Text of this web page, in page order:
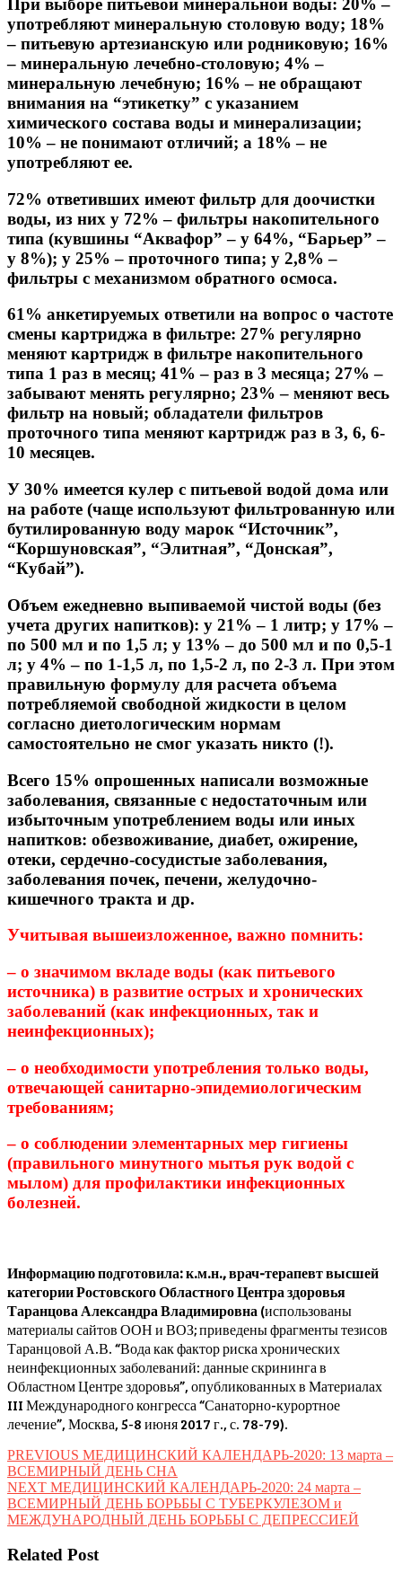
При выборе питьевой минеральной воды: 20% –
употребляют минеральную столовую воду; 18%
– питьевую артезианскую или родниковую; 16%
– минеральную лечебно-столовую; 4% –
минеральную лечебную; 16% – не обращают
внимания на “этикетку” с указанием
химического состава воды и минерализации;
10% – не понимают отличий; а 18% – не
употребляют ее.
72% ответивших имеют фильтр для доочистки
воды, из них у 72% – фильтры накопительного
типа (кувшины “Аквафор” – у 64%, “Барьер” –
у 8%); у 25% – проточного типа; у 2,8% –
фильтры с механизмом обратного осмоса.
61% анкетируемых ответили на вопрос о частоте
смены картриджа в фильтре: 27% регулярно
меняют картридж в фильтре накопительного
типа 1 раз в месяц; 41% – раз в 3 месяца; 27% –
забывают менять регулярно; 23% – меняют весь
фильтр на новый; обладатели фильтров
проточного типа меняют картридж раз в 3, 6, 6-
10 месяцев.
У 30% имеется кулер с питьевой водой дома или
на работе (чаще используют фильтрованную или
бутилированную воду марок “Источник”,
“Коршуновская”, “Элитная”, “Донская”,
“Кубай”).
Объем ежедневно выпиваемой чистой воды (без
учета других напитков): у 21% – 1 литр; у 17% –
по 500 мл и по 1,5 л; у 13% – до 500 мл и по 0,5-1
л; у 4% – по 1-1,5 л, по 1,5-2 л, по 2-3 л. При этом
правильную формулу для расчета объема
потребляемой свободной жидкости в целом
согласно диетологическим нормам
самостоятельно не смог указать никто (!).
Всего 15% опрошенных написали возможные
заболевания, связанные с недостаточным или
избыточным употреблением воды или иных
напитков: обезвоживание, диабет, ожирение,
отеки, сердечно-сосудистые заболевания,
заболевания почек, печени, желудочно-
кишечного тракта и др.
Учитывая вышеизложенное, важно помнить:
– о значимом вкладе воды (как питьевого
источника) в развитие острых и хронических
заболеваний (как инфекционных, так и
неинфекционных);
– о необходимости употребления только воды,
отвечающей санитарно-эпидемиологическим
требованиям;
– о соблюдении элементарных мер гигиены
(правильного минутного мытья рук водой с
мылом) для профилактики инфекционных
болезней.
Информацию подготовила: к.м.н., врач-терапевт высшей
категории Ростовского Областного Центра здоровья
Таранцова Александра Владимировна (использованы
материалы сайтов ООН и ВОЗ; приведены фрагменты тезисов
Таранцовой А.В. “Вода как фактор риска хронических
неинфекционных заболеваний: данные скрининга в
Областном Центре здоровья”, опубликованных в Материалах
III Международного конгресса “Санаторно-курортное
лечение”, Москва, 5-8 июня 2017 г., с. 78-79).
Навигация
по
записям
PREVIOUS Предыдущая
запись:
МЕДИЦИНСКИЙ КАЛЕНДАРЬ-2020: 13 марта –
ВСЕМИРНЫЙ ДЕНЬ СНА
NEXT Следующая
запись:
МЕДИЦИНСКИЙ КАЛЕНДАРЬ-2020: 24 марта –
ВСЕМИРНЫЙ ДЕНЬ БОРЬБЫ С ТУБЕРКУЛЕЗОМ и
МЕЖДУНАРОДНЫЙ ДЕНЬ БОРЬБЫ С ДЕПРЕССИЕЙ
Related Post